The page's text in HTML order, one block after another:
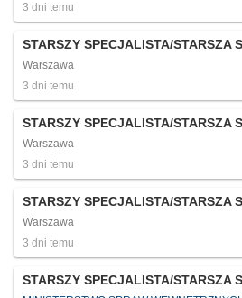
3 dni temu
STARSZY SPECJALISTA/STARSZA
Warszawa
3 dni temu
STARSZY SPECJALISTA/STARSZA
Warszawa
3 dni temu
STARSZY SPECJALISTA/STARSZA
Warszawa
3 dni temu
STARSZY SPECJALISTA/STARSZA